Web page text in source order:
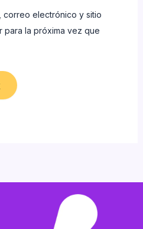
correo electrónico y sitio
la próxima vez que